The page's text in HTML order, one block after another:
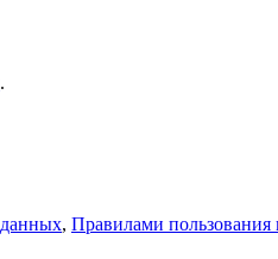
.
, Правилами пользования